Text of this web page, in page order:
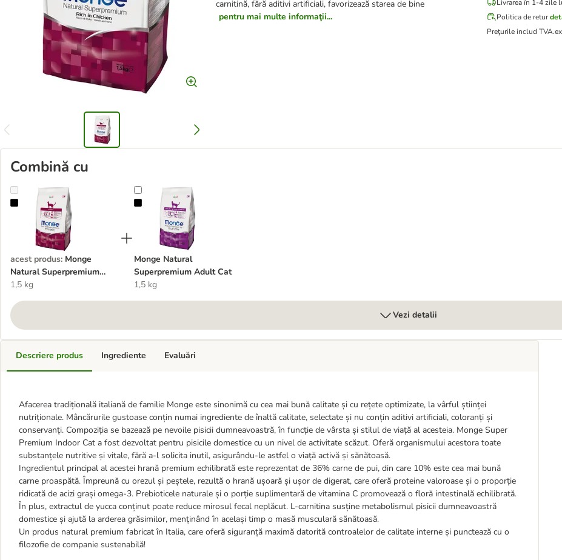
carnitină, fără aditivi artificiali, favorizează starea de bine
pentru mai multe informaţii...
Livrarea în 1-4 zile
Politica de retur
Preţurile includ TVA.
Combină cu
Monge Natural Superpremium Indoor Pui
acest produs: Monge
Natural Superpremium
Indoor Pui
1,5 kg
Monge Natural Superpremium Adult Cat
Monge Natural
Superpremium Adult Cat
1,5 kg
Vezi detalii
Descriere produs
Afacerea tradițională italiană de familie Monge este sinonimă cu cea mai bună calitate și cu rețete optimizate, la vârful științei
nutriționale. Mâncărurile gustoase conțin numai ingrediente de înaltă calitate, selectate și nu conțin aditivi artificiali, coloranți și
conservanți. Compoziția se bazează pe nevoile pisicii dumneavoastră, în funcție de vârsta și stilul de viață al acesteia. Monge Super
Premium Indoor Cat a fost dezvoltat pentru pisicile domestice cu un nivel de activitate scăzut. Oferă organismului acestora toate
substanțele nutritive și vitale, fără a-l solicita inutil, asigurându-le astfel o viață activă și sănătoasă.
Ingredientul principal al acestei hrană premium echilibrată este reprezentat de 36% carne de pui, din care 10% este cea mai bună
carne proaspătă. Împreună cu orezul și peștele, rezultă o hrană ușoară și ușor de digerat, care oferă proteine valoroase și o proporție
ridicată de acizi grași omega-3. Prebioticele naturale și o porție suplimentară de vitamina C promovează o floră intestinală echilibrată.
În plus, extractul de yucca conținut poate reduce mirosul fecal neplăcut. L-carnitina susține metabolismul pisicii dumneavoastră
domestice și ajută la arderea grăsimilor, menținând în același timp o masă musculară sănătoasă.
Un produs natural premium fabricat în Italia, care oferă siguranță maximă datorită controalelor de calitate interne și punctează cu o
filozofie de companie sustenabilă!
Ingrediente Evaluări